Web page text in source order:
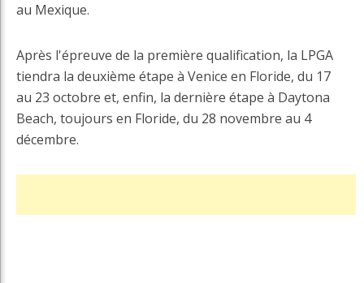
au Mexique.
Après l'épreuve de la première qualification, la LPGA
tiendra la deuxième étape à Venice en Floride, du 17
au 23 octobre et, enfin, la dernière étape à Daytona
Beach, toujours en Floride, du 28 novembre au 4
décembre.